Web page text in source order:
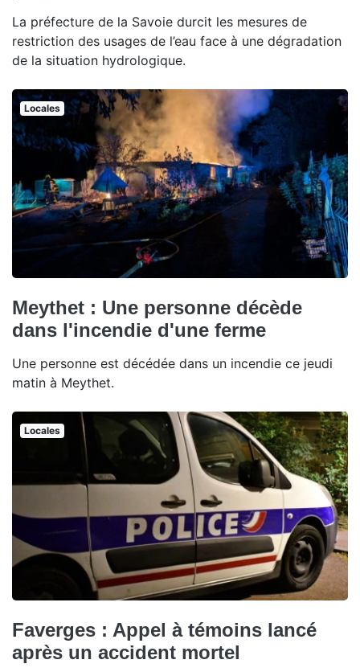
La préfecture de la Savoie durcit les mesures de
restriction des usages de l’eau face à une dégradation
de la situation hydrologique.
Locales
Meythet : Une personne décède
dans l'incendie d'une ferme
Une personne est décédée dans un incendie ce jeudi
matin à Meythet.
Locales
Faverges : Appel à témoins lancé
après un accident mortel